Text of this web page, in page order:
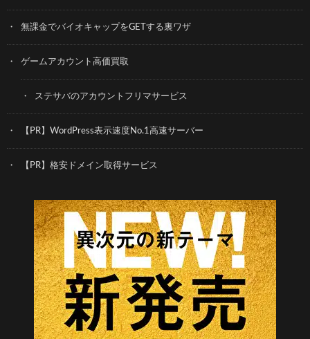
無課金でバイオキャップをGETする裏ワザ
ゲームアカウント高価買取
ステサバのアカウントフリマサービス
【PR】WordPress表示速度No.1高速サーバー
【PR】格安ドメイン取得サービス